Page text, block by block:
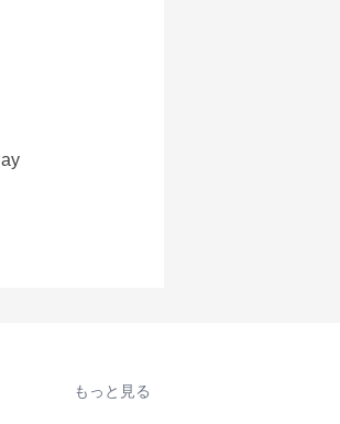
もっと見る